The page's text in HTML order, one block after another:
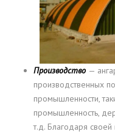
Производство —
производственных
промышленности,
промышленность,
т.д. Благодаря своей